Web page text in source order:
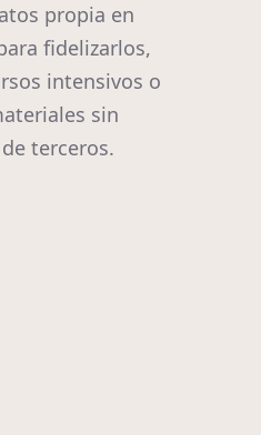
propia en
fidelizarlos,
intensivos o
sin
terceros.